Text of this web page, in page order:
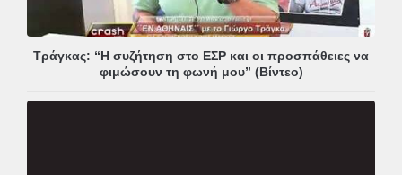
Τράγκας: “Η συζήτηση στο ΕΣΡ και οι προσπάθειες να
φιμώσουν τη φωνή μου” (Βίντεο)